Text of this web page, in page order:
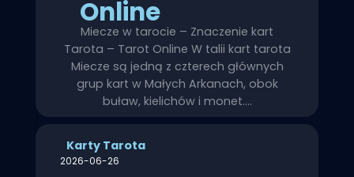
Online
Miecze w tarocie – Znaczenie kart
Tarota – Tarot Online W talii kart tarota
Miecze są jedną z czterech głównych
grup kart w Małych Arkanach, obok
buław, kielichów i monet.…
Karty Tarota
2026-06-26